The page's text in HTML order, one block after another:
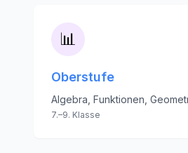
📊
Oberstufe
Algebra, Funktionen,
7.–9. Klasse